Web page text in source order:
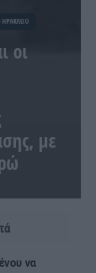
ΗΡΑΚΛΕΙΟ
οι
με
να